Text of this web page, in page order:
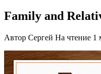
Family and
Автор Сергей На чтение 1